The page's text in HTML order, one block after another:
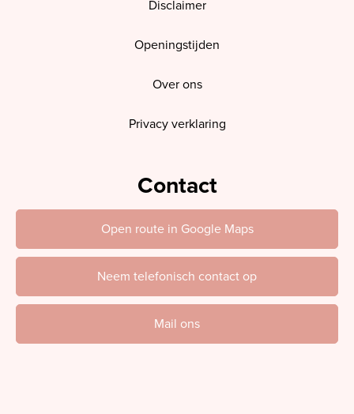
Disclaimer
Openingstijden
Over ons
Privacy verklaring
Contact
Open route in Google Maps
Neem telefonisch contact op
Mail ons